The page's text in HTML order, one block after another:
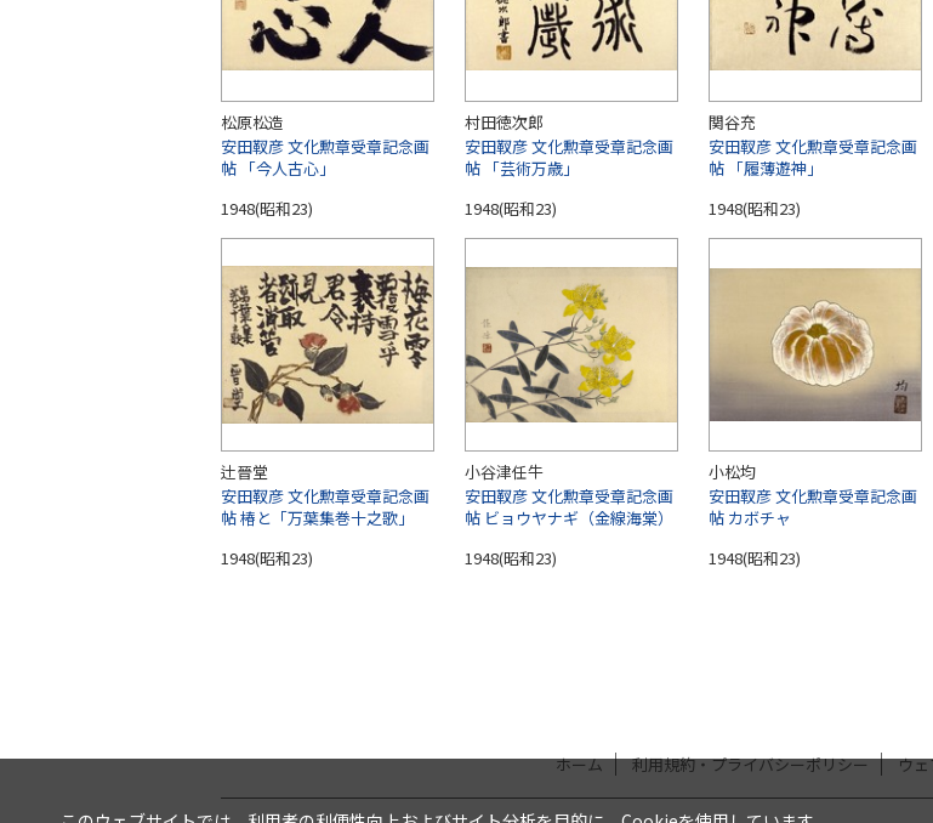
松原松造
安田靫彦 文化勲章受章記念画
帖 「今人古心」
1948(昭和23)
村田徳次郎
安田靫彦 文化勲章受章記念画
帖 「芸術万歳」
1948(昭和23)
関谷充
安田靫彦 文化勲章受章記念画
帖 「履薄遊神」
1948(昭和23)
辻晉堂
安田靫彦 文化勲章受章記念画
帖 椿と「万葉集巻十之歌」
1948(昭和23)
小谷津任牛
安田靫彦 文化勲章受章記念画
帖 ビョウヤナギ（金線海棠）
1948(昭和23)
小松均
安田靫彦 文化勲章受章記念画
帖 カボチャ
1948(昭和23)
ホーム 利用規約・プライバシーポリシー ウ